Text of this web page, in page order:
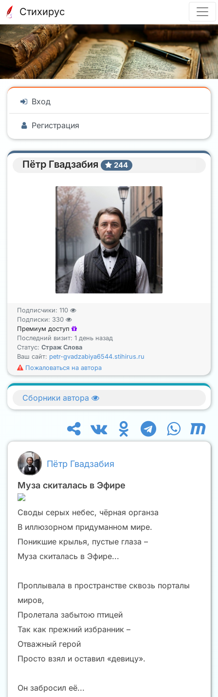
Стихирус
Вход
Регистрация
Пётр Гвадзабия 244
Подписчики: 110
Подписки: 330
Премиум доступ
Последний визит: 1 день назад
Статус: Страж Слова
Ваш сайт: petr-gvadzabiya6544.stihirus.ru
Пожаловаться на автора
Пётр Гвадзабия
Муза скиталась в Эфире
Своды серых небес, чёрная органза
В иллюзорном придуманном мире.
Поникшие крылья, пустые глаза –
Муза скиталась в Эфире...
Проплывала в пространстве сквозь порталы
миров,
Пролетала забытою птицей
Так как прежний избранник –
Отважный герой
Просто взял и оставил «девицу».
Он забросил её...
Сборники автора